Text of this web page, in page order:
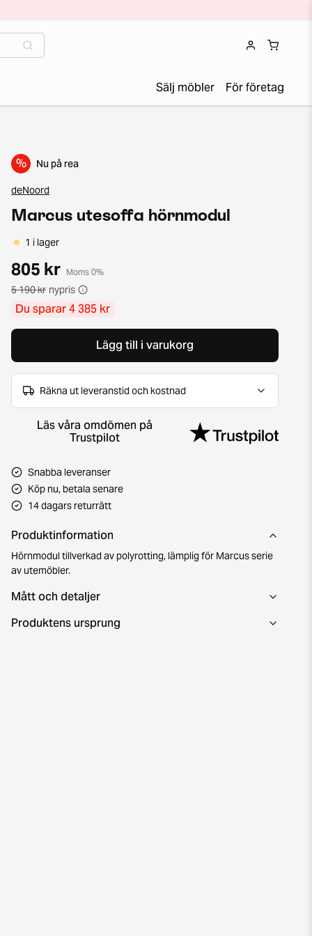
Sälj möbler För företag
% Nu på rea
deNoord
Marcus utesoffa hörnmodul
1 i lager
805 kr Moms 0%
5 190 kr nypris
Du sparar 4 385 kr
Lägg till i varukorg
Räkna ut leveranstid och kostnad
Läs våra omdömen på
Trustpilot
Snabba leveranser
Köp nu, betala senare
14 dagars returrätt
Produktinformation
Hörnmodul tillverkad av polyrotting, lämplig för Marcus serie
av utemöbler.
Mått och detaljer
Produktens ursprung